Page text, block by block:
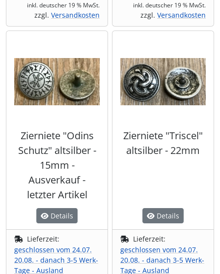
inkl. deutscher 19 % MwSt.
zzgl. Versandkosten
inkl. deutscher 19 % MwSt.
zzgl. Versandkosten
Zierniete "Odins
Schutz" altsilber -
15mm -
Ausverkauf -
letzter Artikel
Details
Lieferzeit:
geschlossen vom 24.07.
20.08. - danach 3-5 Werk-
Tage - Ausland
Zierniete "Triscel"
altsilber - 22mm
Details
Lieferzeit:
geschlossen vom 24.07.
20.08. - danach 3-5 Werk-
Tage - Ausland